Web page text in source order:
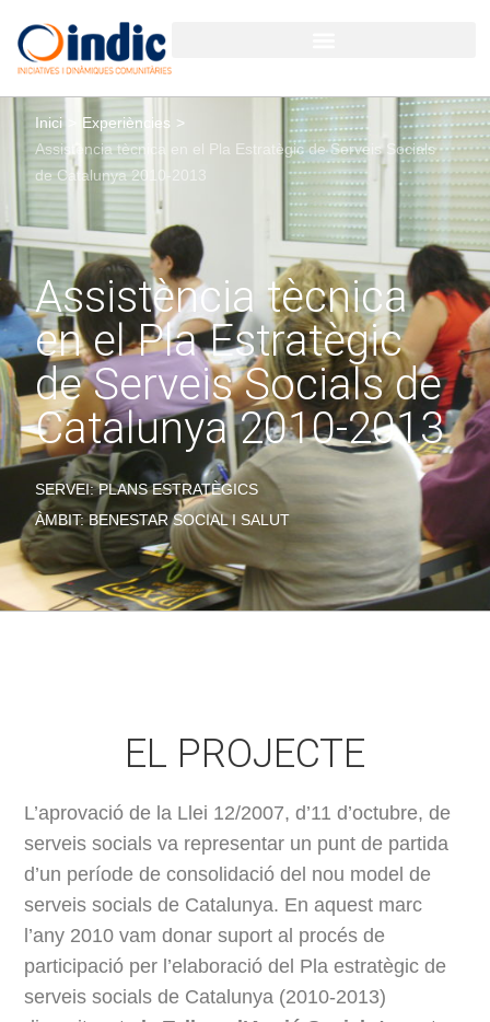
Inici Experiències >
Assistència tècnica en el Pla Estratègic de Serveis Socials
de Catalunya 2010-2013
Assistència tècnica
en el Pla Estratègic
de Serveis Socials de
Catalunya 2010-2013
SERVEI: PLANS ESTRATÈGICS
ÀMBIT: BENESTAR SOCIAL I SALUT
EL PROJECTE
L’aprovació de la Llei 12/2007, d’11 d’octubre, de
serveis socials va representar un punt de partida
d’un període de consolidació del nou model de
serveis socials de Catalunya. En aquest marc
l’any 2010 vam donar suport al procés de
participació per l’elaboració del Pla estratègic de
serveis socials de Catalunya (2010-2013)